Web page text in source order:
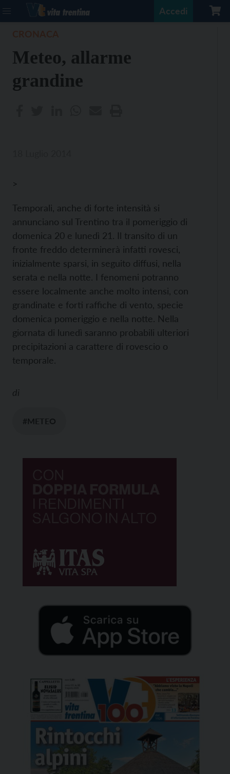
Accedi
Meteo, allarme
grandine
>
Temporali, anche di forte intensità si
annunciano sul Trentino tra il pomeriggio di
domenica 20 e lunedì 21. Il transito di un
fronte freddo determinerà infatti rovesci,
inizialmente sparsi, in seguito diffusi, nella
serata e nella notte. I fenomeni potranno
essere localmente anche molto intensi, con
grandinate e forti raffiche di vento, specie
domenica pomeriggio e nella notte. Nella
giornata di lunedì saranno probabili ulteriori
precipitazioni a carattere di rovescio o
temporale.
di
#METEO